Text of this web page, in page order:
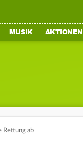
MUSIK AKTIONEN
Rettung ab